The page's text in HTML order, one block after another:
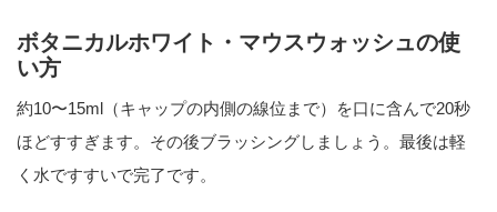
ボタニカルホワイト・マウスウォッシュの使
い方
約10〜15ml（キャップの内側の線位まで）を口に含んで20秒
ほどすすぎます。その後ブラッシングしましょう。最後は軽
く水ですすいで完了です。